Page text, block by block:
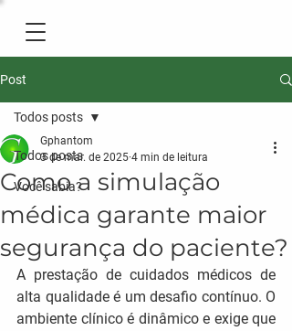
Post
Todos posts
Você sabia?
Todos posts
Como a simulação
médica garante maior
segurança do paciente?
Gphantom
3 de mar. de 2025 4 min de leitura
A prestação de cuidados médicos de
alta qualidade é um desafio contínuo. O
ambiente clínico é dinâmico e exige que